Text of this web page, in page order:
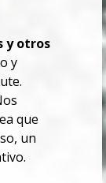
y otros
y
que
un